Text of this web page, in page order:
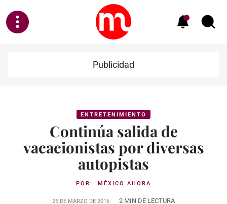
Publicidad
ENTRETENIMIENTO
Continúa salida de
vacacionistas por diversas
autopistas
POR: MÉXICO AHORA
25 DE MARZO DE 2016 2 MIN DE LECTURA